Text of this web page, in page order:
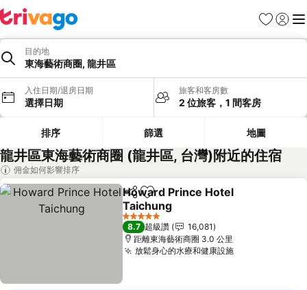
我的最愛
登入 選
目的地
東海藝術商圈, 龍井區
入住日期/退房日期
選擇日期
旅客和客房數
2 位旅客，1 間客房
排序 篩選 地圖
龍井區東海藝術商圈 (龍井區, 台灣)附近的住宿
佣金如何影響排序
分享 加入我的最愛
Howard Prince Hotel
Taichung
查看價格
5 星級
8.7 超級讚
16,081
距離東海藝術商圈 3.0 公里
放鬆身心的水療和健康設施查看價格